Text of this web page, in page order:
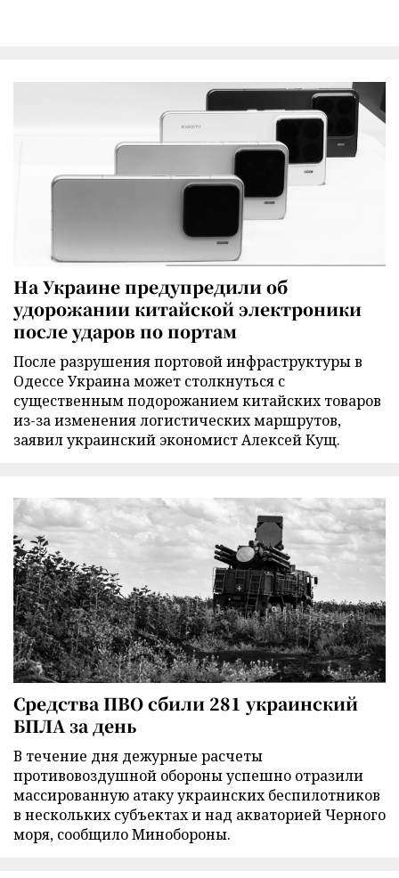
На Украине предупредили об
удорожании китайской электроники
после ударов по портам
После разрушения портовой инфраструктуры в
Одессе Украина может столкнуться с
существенным подорожанием китайских товаров
из-за изменения логистических маршрутов,
заявил украинский экономист Алексей Кущ.
Средства ПВО сбили 281 украинский
БПЛА за день
В течение дня дежурные расчеты
противовоздушной обороны успешно отразили
массированную атаку украинских беспилотников
в нескольких субъектах и над акваторией Черного
моря, сообщило Минобороны.